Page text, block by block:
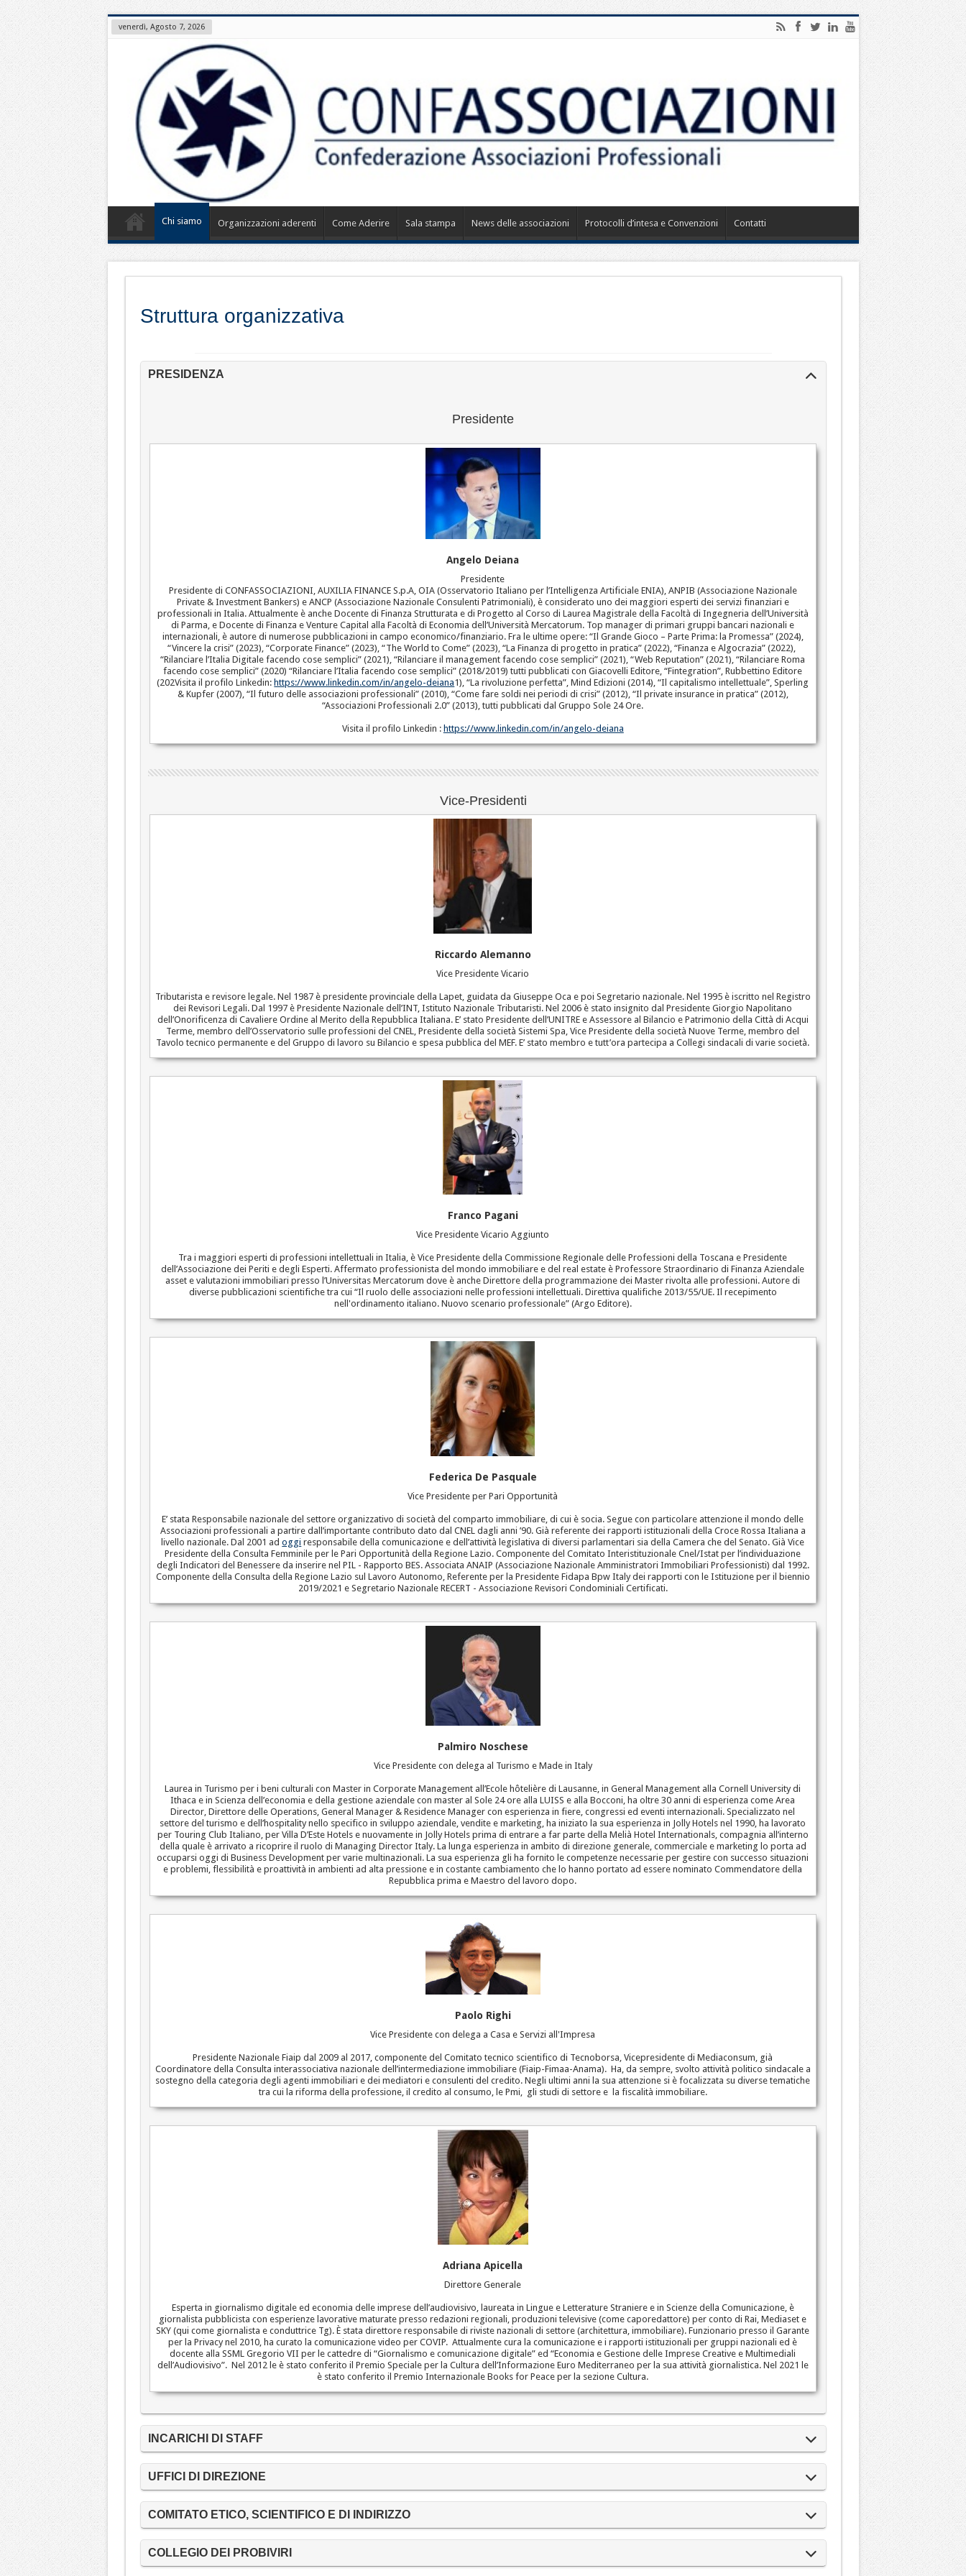
venerdì, Agosto 7, 2026
Chi siamo Organizzazioni aderenti Come Aderire Sala stampa News delle associazioni Protocolli d’intesa e Convenzioni Contatti
Struttura organizzativa
PRESIDENZA
Presidente
Angelo Deiana
Presidente
Presidente di CONFASSOCIAZIONI, AUXILIA FINANCE S.p.A, OIA (Osservatorio Italiano per l’Intelligenza Artificiale ENIA), ANPIB (Associazione Nazionale
Private & Investment Bankers) e ANCP (Associazione Nazionale Consulenti Patrimoniali), è considerato uno dei maggiori esperti dei servizi finanziari e
professionali in Italia. Attualmente è anche Docente di Finanza Strutturata e di Progetto al Corso di Laurea Magistrale della Facoltà di Ingegneria dell’Università
di Parma, e Docente di Finanza e Venture Capital alla Facoltà di Economia dell’Università Mercatorum. Top manager di primari gruppi bancari nazionali e
internazionali, è autore di numerose pubblicazioni in campo economico/finanziario. Fra le ultime opere: “Il Grande Gioco – Parte Prima: la Promessa” (2024),
“Vincere la crisi” (2023), “Corporate Finance” (2023), “The World to Come” (2023), “La Finanza di progetto in pratica” (2022), “Finanza e Algocrazia” (2022),
“Rilanciare l’Italia Digitale facendo cose semplici” (2021), “Rilanciare il management facendo cose semplici” (2021), “Web Reputation” (2021), “Rilanciare Roma
facendo cose semplici” (2020) “Rilanciare l’Italia facendo cose semplici” (2018/2019) tutti pubblicati con Giacovelli Editore, “Fintegration”, Rubbettino Editore
(202Visita il profilo Linkedin: https://www.linkedin.com/in/angelo-deiana1), “La rivoluzione perfetta”, Mind Edizioni (2014), “Il capitalismo intellettuale”, Sperling
& Kupfer (2007), “Il futuro delle associazioni professionali” (2010), “Come fare soldi nei periodi di crisi” (2012), “Il private insurance in pratica” (2012),
“Associazioni Professionali 2.0” (2013), tutti pubblicati dal Gruppo Sole 24 Ore.
Visita il profilo Linkedin : https://www.linkedin.com/in/angelo-deiana
Vice-Presidenti
Riccardo Alemanno
Vice Presidente Vicario
Tributarista e revisore legale. Nel 1987 è presidente provinciale della Lapet, guidata da Giuseppe Oca e poi Segretario nazionale. Nel 1995 è iscritto nel Registro
dei Revisori Legali. Dal 1997 è Presidente Nazionale dell’INT, Istituto Nazionale Tributaristi. Nel 2006 è stato insignito dal Presidente Giorgio Napolitano
dell’Onorificenza di Cavaliere Ordine al Merito della Repubblica Italiana. E’ stato Presidente dell’UNITRE e Assessore al Bilancio e Patrimonio della Città di Acqui
Terme, membro dell’Osservatorio sulle professioni del CNEL, Presidente della società Sistemi Spa, Vice Presidente della società Nuove Terme, membro del
Tavolo tecnico permanente e del Gruppo di lavoro su Bilancio e spesa pubblica del MEF. E’ stato membro e tutt’ora partecipa a Collegi sindacali di varie società.
Franco Pagani
Vice Presidente Vicario Aggiunto
Tra i maggiori esperti di professioni intellettuali in Italia, è Vice Presidente della Commissione Regionale delle Professioni della Toscana e Presidente
dell’Associazione dei Periti e degli Esperti. Affermato professionista del mondo immobiliare e del real estate è Professore Straordinario di Finanza Aziendale
asset e valutazioni immobiliari presso l’Universitas Mercatorum dove è anche Direttore della programmazione dei Master rivolta alle professioni. Autore di
diverse pubblicazioni scientifiche tra cui “Il ruolo delle associazioni nelle professioni intellettuali. Direttiva qualifiche 2013/55/UE. Il recepimento
nell'ordinamento italiano. Nuovo scenario professionale” (Argo Editore).
Federica De Pasquale
Vice Presidente per Pari Opportunità
E’ stata Responsabile nazionale del settore organizzativo di società del comparto immobiliare, di cui è socia. Segue con particolare attenzione il mondo delle
Associazioni professionali a partire dall’importante contributo dato dal CNEL dagli anni ’90. Già referente dei rapporti istituzionali della Croce Rossa Italiana a
livello nazionale. Dal 2001 adoggi responsabile della comunicazione e dell’attività legislativa di diversi parlamentari sia della Camera che del Senato. Già Vice
Presidente della Consulta Femminile per le Pari Opportunità della Regione Lazio. Componente del Comitato Interistituzionale Cnel/Istat per l’individuazione
degli Indicatori del Benessere da inserire nel PIL - Rapporto BES. Associata ANAIP (Associazione Nazionale Amministratori Immobiliari Professionisti) dal 1992.
Componente della Consulta della Regione Lazio sul Lavoro Autonomo, Referente per la Presidente Fidapa Bpw Italy dei rapporti con le Istituzione per il biennio
2019/2021 e Segretario Nazionale RECERT - Associazione Revisori Condominiali Certificati.
Palmiro Noschese
Vice Presidente con delega al Turismo e Made in Italy
Laurea in Turismo per i beni culturali con Master in Corporate Management all’Ecole hôtelière di Lausanne, in General Management alla Cornell University di
Ithaca e in Scienza dell’economia e della gestione aziendale con master al Sole 24 ore alla LUISS e alla Bocconi, ha oltre 30 anni di esperienza come Area
Director, Direttore delle Operations, General Manager & Residence Manager con esperienza in fiere, congressi ed eventi internazionali. Specializzato nel
settore del turismo e dell’hospitality nello specifico in sviluppo aziendale, vendite e marketing, ha iniziato la sua esperienza in Jolly Hotels nel 1990, ha lavorato
per Touring Club Italiano, per Villa D’Este Hotels e nuovamente in Jolly Hotels prima di entrare a far parte della Melià Hotel Internationals, compagnia all’interno
della quale è arrivato a ricoprire il ruolo di Managing Director Italy. La lunga esperienza in ambito di direzione generale, commerciale e marketing lo porta ad
occuparsi oggi di Business Development per varie multinazionali. La sua esperienza gli ha fornito le competenze necessarie per gestire con successo situazioni
e problemi, flessibilità e proattività in ambienti ad alta pressione e in costante cambiamento che lo hanno portato ad essere nominato Commendatore della
Repubblica prima e Maestro del lavoro dopo.
Paolo Righi
Vice Presidente con delega a Casa e Servizi all'Impresa
Presidente Nazionale Fiaip dal 2009 al 2017, componente del Comitato tecnico scientifico di Tecnoborsa, Vicepresidente di Mediaconsum, già
Coordinatore della Consulta interassociativa nazionale dell’intermediazione immobiliare (Fiaip-Fimaa-Anama). Ha, da sempre, svolto attività politico sindacale a
sostegno della categoria degli agenti immobiliari e dei mediatori e consulenti del credito. Negli ultimi anni la sua attenzione si è focalizzata su diverse tematiche
tra cui la riforma della professione, il credito al consumo, le Pmi, gli studi di settore e la fiscalità immobiliare.
Adriana Apicella
Direttore Generale
Esperta in giornalismo digitale ed economia delle imprese dell’audiovisivo, laureata in Lingue e Letterature Straniere e in Scienze della Comunicazione, è
giornalista pubblicista con esperienze lavorative maturate presso redazioni regionali, produzioni televisive (come caporedattore) per conto di Rai, Mediaset e
SKY (qui come giornalista e conduttrice Tg). È stata direttore responsabile di riviste nazionali di settore (architettura, immobiliare). Funzionario presso il Garante
per la Privacy nel 2010, ha curato la comunicazione video per COVIP. Attualmente cura la comunicazione e i rapporti istituzionali per gruppi nazionali ed è
docente alla SSML Gregorio VII per le cattedre di “Giornalismo e comunicazione digitale” ed “Economia e Gestione delle Imprese Creative e Multimediali
dell’Audiovisivo”. Nel 2012 le è stato conferito il Premio Speciale per la Cultura dell’Informazione Euro Mediterraneo per la sua attività giornalistica. Nel 2021 le
è stato conferito il Premio Internazionale Books for Peace per la sezione Cultura.
INCARICHI DI STAFF
UFFICI DI DIREZIONE
COMITATO ETICO, SCIENTIFICO E DI INDIRIZZO
COLLEGIO DEI PROBIVIRI